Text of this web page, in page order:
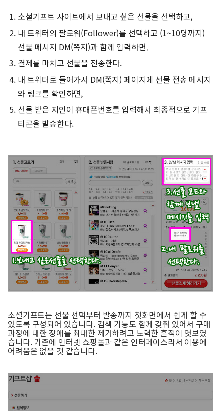
소셜기프트 사이트에서 보내고 싶은 선물을 선택하고,
내 트위터의 팔로워(Follower)를 선택하고 (1~10명까지)
선물 메시지 DM(쪽지)과 함께 입력하면,
결제를 마치고 선물을 전송한다.
내 트위터로 들어가서 DM(쪽지) 페이지에 선물 전송 메시지
와 링크를 확인하면,
선물 받은 지인이 휴대폰번호를 입력해서 최종적으로 기프
티콘을 발송한다.
소셜기프트는 선물 선택부터 발송까지 첫화면에서 쉽게 할 수
있도록 구성되어 있습니다. 검색 기능도 함께 갖춰 있어서 구매
과정에 대한 장애를 최대한 제거하려고 노력한 흔적이 엿보였
습니다. 기존에 인터넷 쇼핑몰과 같은 인터페이스라서 이용에
어려움은 없을 것 같습니다.